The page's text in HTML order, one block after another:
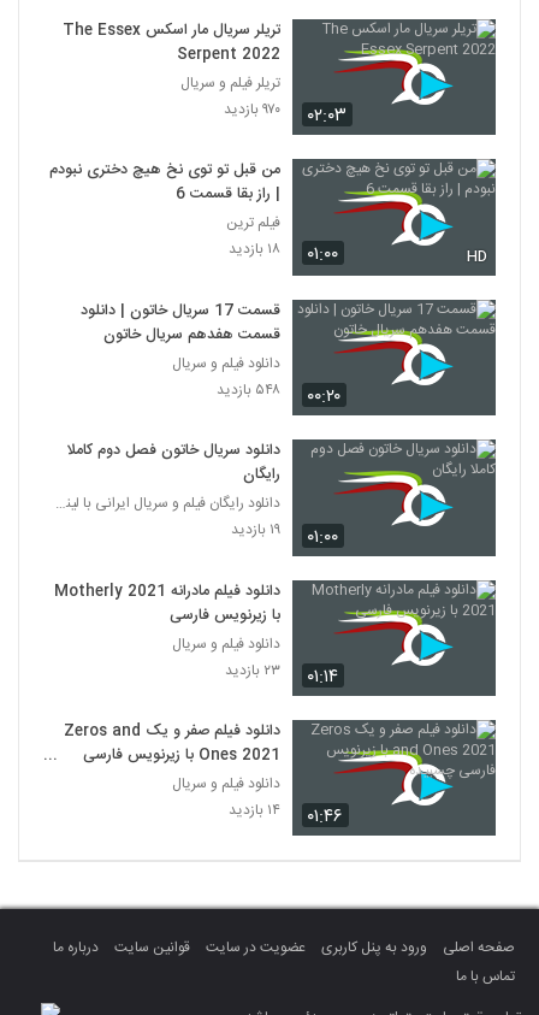
۰۲:۰۳
تریلر سریال مار اسکس The Essex
Serpent 2022
تریلر فیلم و سریال
۹۷۰ بازدید
۰۱:۰۰ HD
من قبل تو توی نخ هیچ دختری نبودم
| راز بقا قسمت 6
فیلم ترین
۱۸ بازدید
۰۰:۲۰
قسمت 17 سریال خاتون | دانلود
قسمت هفدهم سریال خاتون
دانلود فیلم و سریال
۵۴۸ بازدید
۰۱:۰۰
دانلود سریال خاتون فصل دوم کاملا
رایگان
دانلود رایگان فیلم و سریال ایرانی با لینک مستقیم
۱۹ بازدید
۰۱:۱۴
دانلود فیلم مادرانه Motherly 2021
با زیرنویس فارسی
دانلود فیلم و سریال
۲۳ بازدید
۰۱:۴۶
دانلود فیلم صفر و یک Zeros and
Ones 2021 با زیرنویس فارسی
چسبیده
دانلود فیلم و سریال
۱۴ بازدید
صفحه اصلی ورود به پنل کاربری عضویت در سایت قوانین سایت
درباره ما
تماس با ما